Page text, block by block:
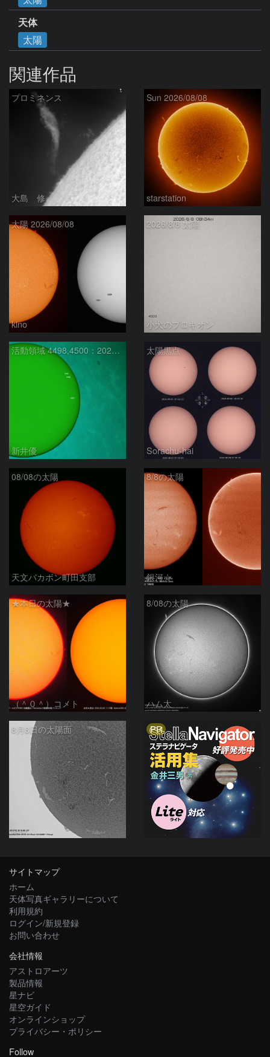
天体
太陽
関連作品
プロミネンス
大島 修
Sun 2026/08/08
starstation
太陽 2026/08/08
kino
2026/8/8 太陽
小犬のプロキオン
活動領域 4498,4500：2026/08/08
新井優
太陽黒点
Sorachu-hai
08/08の太陽
天文バカボン町田支部
8/8の太陽
銀河☆
★本日の太陽★
（＾０＾）コメト
8/08の太陽
ハム太
8月8日の太陽面
ta-o
PR
サイトマップ
ホーム
天体写真ギャラリーについて
利用規約
ログイン/新規登録
お問い合わせ
会社情報
アストロアーツ
製品情報
星ナビ
星空ガイド
オンラインショップ
プライバシー・ポリシー
Follow